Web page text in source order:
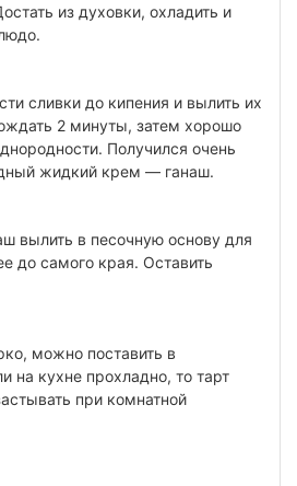
из духовки, охладить и
сливки до кипения и вылить их
2 минуты, затем хорошо
Получился очень
жидкий крем — ганаш.
вылить в песочную основу для
до самого края. Оставить
можно поставить в
на кухне прохладно, то тарт
при комнатной